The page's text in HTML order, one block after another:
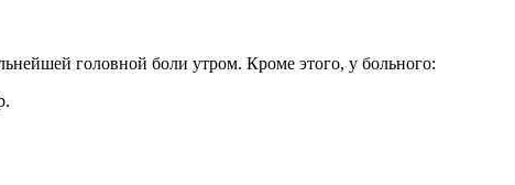
головной боли утром. Кроме этого, у больного: